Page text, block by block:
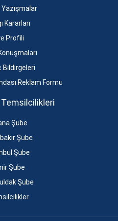
Yazışmalar
Kararları
Profili
Bildirgeleri
Reklam Formu
Temsilcilikleri
Şube
Şube
Şube
Şube
Şube